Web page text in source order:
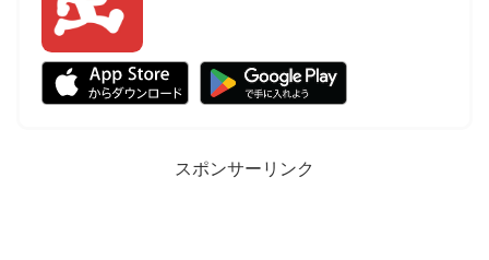
スポンサーリンク